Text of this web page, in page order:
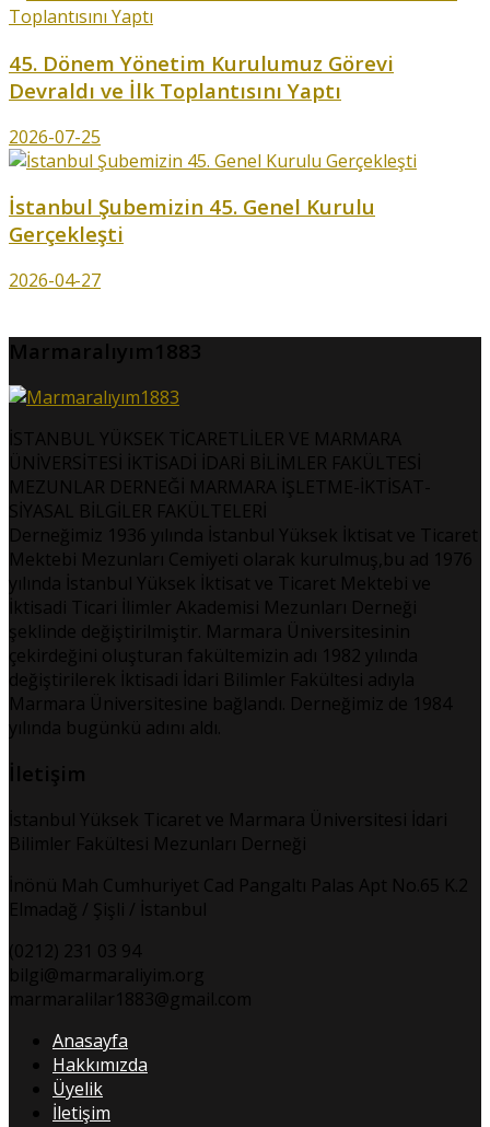
45. Dönem Yönetim Kurulumuz Görevi
Devraldı ve İlk Toplantısını Yaptı
2026-07-25
İstanbul Şubemizin 45. Genel Kurulu
Gerçekleşti
2026-04-27
Marmaralıyım1883
İSTANBUL YÜKSEK TİCARETLİLER VE MARMARA
ÜNİVERSİTESİ İKTİSADİ İDARİ BİLİMLER FAKÜLTESİ
MEZUNLAR DERNEĞİ MARMARA İŞLETME-İKTİSAT-
SİYASAL BİLGİLER FAKÜLTELERİ
Derneğimiz 1936 yılında İstanbul Yüksek İktisat ve Ticaret
Mektebi Mezunları Cemiyeti olarak kurulmuş,bu ad 1976
yılında İstanbul Yüksek İktisat ve Ticaret Mektebi ve
İktisadi Ticari İlimler Akademisi Mezunları Derneği
şeklinde değiştirilmiştir. Marmara Üniversitesinin
çekirdeğini oluşturan fakültemizin adı 1982 yılında
değiştirilerek İktisadi İdari Bilimler Fakültesi adıyla
Marmara Üniversitesine bağlandı. Derneğimiz de 1984
yılında bugünkü adını aldı.
İletişim
İstanbul Yüksek Ticaret ve Marmara Üniversitesi İdari
Bilimler Fakültesi Mezunları Derneği
İnönü Mah Cumhuriyet Cad Pangaltı Palas Apt No.65 K.2
Elmadağ / Şişli / İstanbul
(0212) 231 03 94
bilgi@marmaraliyim.org
marmaralilar1883@gmail.com
Anasayfa
Hakkımızda
Üyelik
İletişim